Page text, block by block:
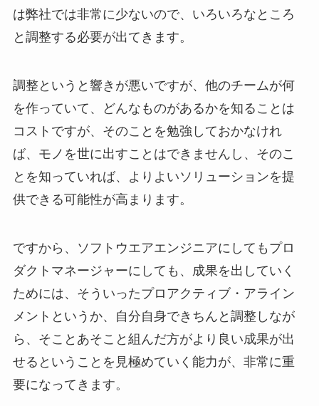
は弊社では非常に少ないので、いろいろなところ
と調整する必要が出てきます。
調整というと響きが悪いですが、他のチームが何
を作っていて、どんなものがあるかを知ることは
コストですが、そのことを勉強しておかなけれ
ば、モノを世に出すことはできませんし、そのこ
とを知っていれば、よりよいソリューションを提
供できる可能性が高まります。
ですから、ソフトウエアエンジニアにしてもプロ
ダクトマネージャーにしても、成果を出していく
ためには、そういったプロアクティブ・アライン
メントというか、自分自身できちんと調整しなが
ら、そことあそこと組んだ方がより良い成果が出
せるということを見極めていく能力が、非常に重
要になってきます。